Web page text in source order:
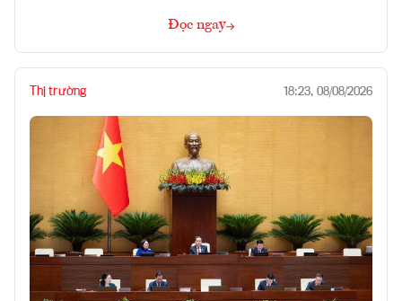
Đọc ngay
Thị trường 18:23, 08/08/2026